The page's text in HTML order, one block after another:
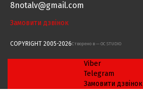
8notalv@gmail.com
Замовити дзвінок
COPYRIGHT 2005-2026Cтворено в — OC STUDIO
Viber
Telegram
Замовити дзвінок